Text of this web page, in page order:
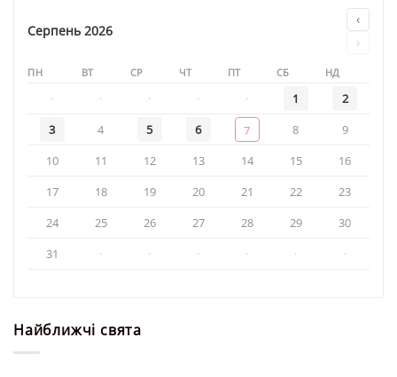
Серпень 2026
‹
›
ПН ВТ СР ЧТ ПТ СБ НД
· · · · · 1
2
3
4 5 6 7 8
9
10
11 12 13 14 15
16
17
18 19 20 21 22
23
24
25 26 27 28 29
30
31
· · · · · ·
Найближчі свята